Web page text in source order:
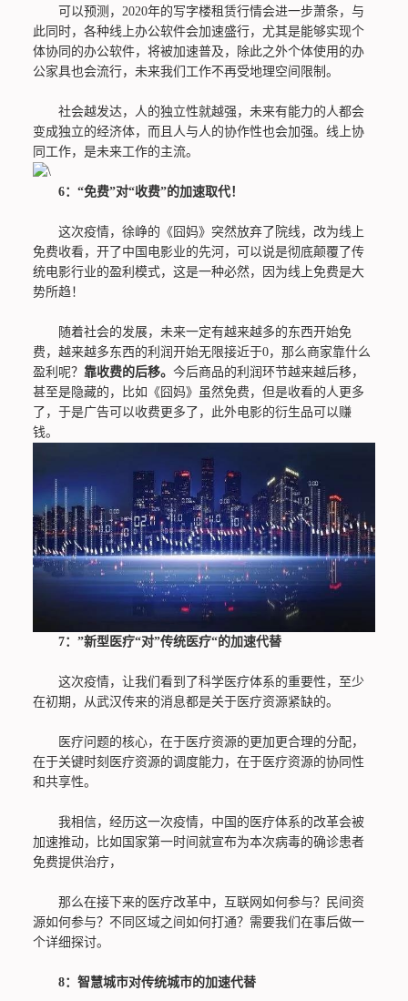
可以预测，2020年的写字楼租赁行情会进一步萧条，与
此同时，各种线上办公软件会加速盛行，尤其是能够实现个
体协同的办公软件，将被加速普及，除此之外个体使用的办
公家具也会流行，未来我们工作不再受地理空间限制。
社会越发达，人的独立性就越强，未来有能力的人都会
变成独立的经济体，而且人与人的协作性也会加强。线上协
同工作，是未来工作的主流。
6：“免费”对“收费”的加速取代！
这次疫情，徐峥的《囧妈》突然放弃了院线，改为线上
免费收看，开了中国电影业的先河，可以说是彻底颠覆了传
统电影行业的盈利模式，这是一种必然，因为线上免费是大
势所趋！
随着社会的发展，未来一定有越来越多的东西开始免
费，越来越多东西的利润开始无限接近于0，那么商家靠什么
盈利呢？ 靠收费的后移。 今后商品的利润环节越来越后移，
甚至是隐藏的，比如《囧妈》虽然免费，但是收看的人更多
了，于是广告可以收费更多了，此外电影的衍生品可以赚
钱。
7：”新型医疗“对”传统医疗“的加速代替
这次疫情，让我们看到了科学医疗体系的重要性，至少
在初期，从武汉传来的消息都是关于医疗资源紧缺的。
医疗问题的核心，在于医疗资源的更加更合理的分配，
在于关键时刻医疗资源的调度能力，在于医疗资源的协同性
和共享性。
我相信，经历这一次疫情，中国的医疗体系的改革会被
加速推动，比如国家第一时间就宣布为本次病毒的确诊患者
免费提供治疗，
那么在接下来的医疗改革中，互联网如何参与？民间资
源如何参与？不同区域之间如何打通？需要我们在事后做一
个详细探讨。
8：智慧城市对传统城市的加速代替